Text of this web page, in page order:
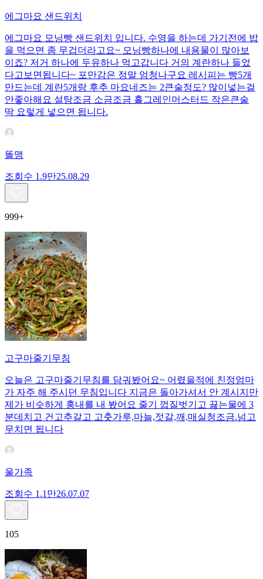
에그마요 샌드위치
에그마요 모닝빵 샌드위치 입니다. 수영을 하는데 가기전에 밥
을 먹으면 좀 무겁더라고요~ 모닝빵하나에 내용물이 많아보
이죠? 저거 하나에 두유하나 먹고갑니다 거의 계란하나 들었
다고보면됩니다~ 포만감은 정말 엄청나구요 레시피는 빵5개
만드는데 계란5개랑 후추 마요네즈는 2큰술정도? 많이넣는걸
안좋아해요 설탕조금 소금조금 홀그레인머스터드 작은큰술
딱 요렇게 넣으면 됩니다.
똘맹
조회수 1.9만25.08.29
999+
고구마줄기무침
오늘은 고구마줄기무침를 담궈봤어요~ 어렸을적에 친정엄마
가 자주 해 주시던 무침입니다 지금은 돌아가셔서 안 계시지만
제가 비슷하게 훙내를 내 봤어요 줄기 껍질벗기고 끓는물에 3
분데치고 건고추갈고 고춧가루,마늘,젓갈,깨,매실청조금.넘고
무치면 됩니다
울가족
조회수 1.1만26.07.07
105